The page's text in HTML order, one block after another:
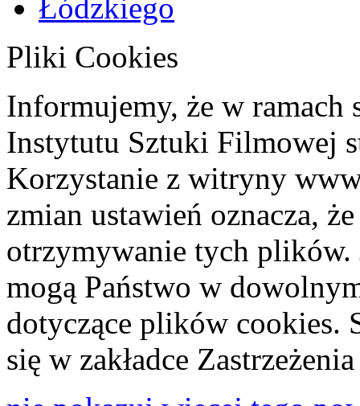
Pliki Cookies
Informujemy, że w ramach
Instytutu Sztuki Filmowej
Korzystanie z witryny
zmian ustawień oznacza,
otrzymywanie tych plików.
mogą Państwo w
dotyczące plików cookies.
się w zakładce